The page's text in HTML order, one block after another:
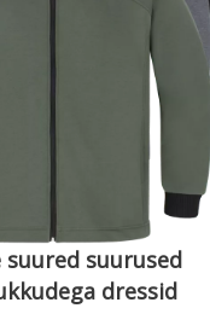
suured suurused
dressid